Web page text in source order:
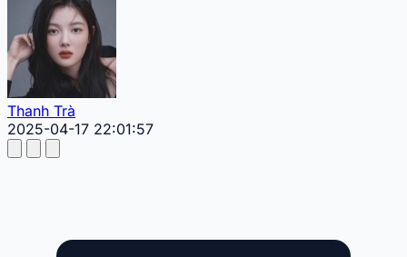
Thanh Trà
2025-04-17 22:01:57